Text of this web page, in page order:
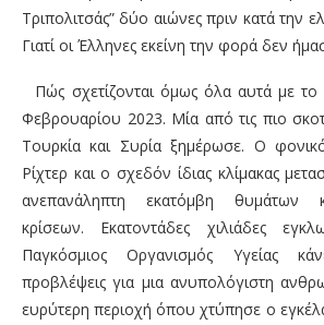
Τριπολιτσάς” δύο αιώνες πριν κατά την
Γιατί οι Έλληνες εκείνη την φορά δεν
Πώς σχετίζονται όμως όλα αυτά με
Φεβρουαρίου 2023. Μία από τις πιο
Τουρκία και Συρία ξημέρωσε. Ο
Ρίχτερ και ο σχεδόν ίδιας κλίμακας
ανεπανάληπτη εκατόμβη θυμάτων
κρίσεων. Εκατοντάδες χιλιάδες
Παγκόσμιος Οργανισμός Υγείας
προβλέψεις για μια ανυπολόγιστη
ευρύτερη περιοχή όπου χτύπησε ο